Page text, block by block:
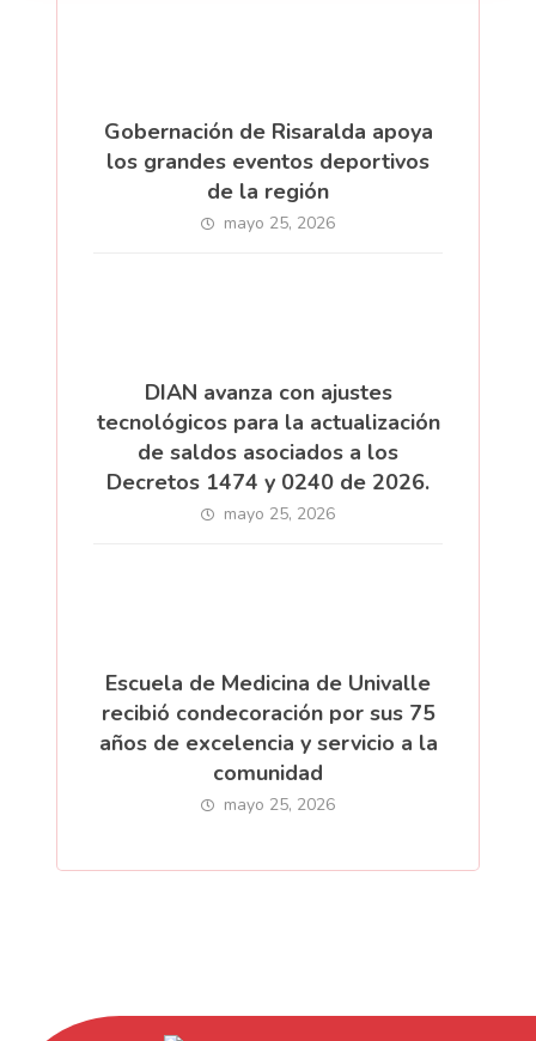
Gobernación de Risaralda apoya
los grandes eventos deportivos
de la región
mayo 25, 2026
DIAN avanza con ajustes
tecnológicos para la actualización
de saldos asociados a los
Decretos 1474 y 0240 de 2026.
mayo 25, 2026
Escuela de Medicina de Univalle
recibió condecoración por sus 75
años de excelencia y servicio a la
comunidad
mayo 25, 2026